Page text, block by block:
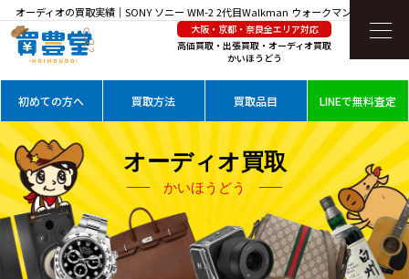
オーディオの買取実績｜SONY ソニー WM-2 2代目Walkman ウォークマンを高価買取
大阪・京都・奈良全エリア対応
高価買取・出張買取・オーディオ買取
かいほうどう
初めての方へ 買取方法 買取品目 LINEで無料査定
オーディオ買取
かいほうどう